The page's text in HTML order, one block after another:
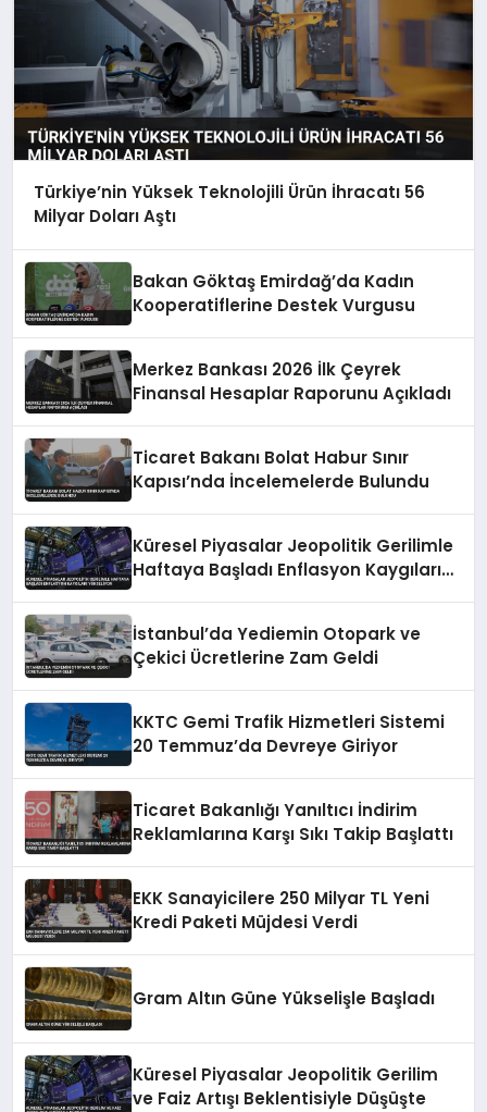
Türkiye’nin Yüksek Teknolojili Ürün İhracatı 56
Milyar Doları Aştı
Bakan Göktaş Emirdağ’da Kadın
Kooperatiflerine Destek Vurgusu
Merkez Bankası 2026 İlk Çeyrek
Finansal Hesaplar Raporunu Açıkladı
Ticaret Bakanı Bolat Habur Sınır
Kapısı’nda İncelemelerde Bulundu
Küresel Piyasalar Jeopolitik Gerilimle
Haftaya Başladı Enflasyon Kaygıları
İstanbul’da Yediemin Otopark ve
Çekici Ücretlerine Zam Geldi
KKTC Gemi Trafik Hizmetleri Sistemi
20 Temmuz’da Devreye Giriyor
Ticaret Bakanlığı Yanıltıcı İndirim
Reklamlarına Karşı Sıkı Takip Başlattı
EKK Sanayicilere 250 Milyar TL Yeni
Kredi Paketi Müjdesi Verdi
Gram Altın Güne Yükselişle Başladı
Küresel Piyasalar Jeopolitik Gerilim
ve Faiz Artışı Beklentisiyle Düşüşte